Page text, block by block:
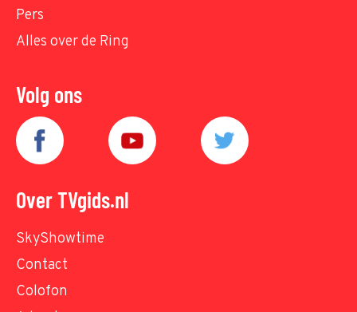
Pers
Alles over de Ring
Volg ons
Over TVgids.nl
SkyShowtime
Contact
Colofon